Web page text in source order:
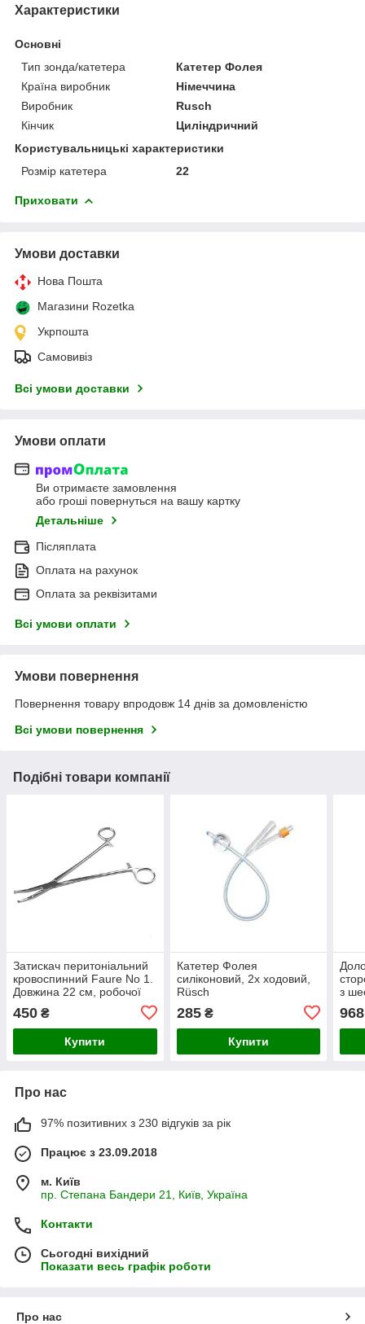
Характеристики
Основні
Тип зонда/катетера
Катетер Фолея
Країна виробник
Німеччина
Виробник
Rusch
Кінчик
Циліндричний
Користувальницькі характеристики
Розмір катетера
22
Приховати
Умови доставки
Нова Пошта
Магазини Rozetka
Укрпошта
Самовивіз
Всі умови доставки
Умови оплати
Ви отримаєте замовлення
або гроші повернуться на вашу картку
Детальніше
Післяплата
Оплата на рахунок
Оплата за реквізитами
Всі умови оплати
Умови повернення
Повернення товару впродовж 14 днів за домовленістю
Всі умови повернення
Подібні товари компанії
Затискач перитоніальний
кровоспинний Faure No 1.
Довжина 22 см, робочої
частини 30 мм, 1х2 зуба
450 ₴
Купити
Катетер Фолея
силіконовий, 2х ходовий,
Rüsch
285₴
Купити
з
968
Про нас
97% позитивних з 230 відгуків за рік
Працює з 23.09.2018
м. Київ
пр. Степана Бандери 21, Київ, Україна
Контакти
Сьогодні вихідний
Показати весь графік роботи
Про нас